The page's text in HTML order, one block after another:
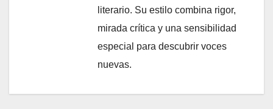
literario. Su estilo combina rigor,
mirada crítica y una sensibilidad
especial para descubrir voces
nuevas.